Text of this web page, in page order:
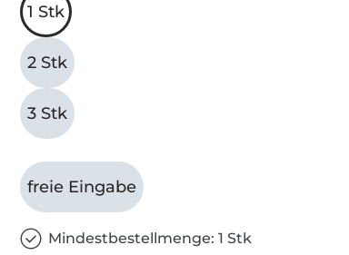
1 Stk
2 Stk
3 Stk
freie Eingabe
Mindestbestellmenge: 1 Stk